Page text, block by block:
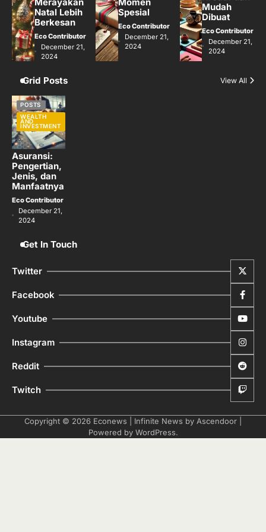
Merayakan
Natal Lebih
Berkesan
Eco Contributor
December 21,
2024
Momen
Spesial
Eco Contributor
December 21,
2024
Mudah
Dibuat
Eco Contributor
December 21,
2024
Grid Posts View All
POSTS
WEALTH
AND
INVESTMENT
Asuransi:
Pengertian,
Jenis, dan
Manfaatnya
Eco Contributor
December 21,
2024
Get In Touch
Twitter
Facebook
Youtube
Instagram
Reddit
Twitch
Copyright © 2026 Econews | Infinite News by Ascendoor
Powered by WordPress.